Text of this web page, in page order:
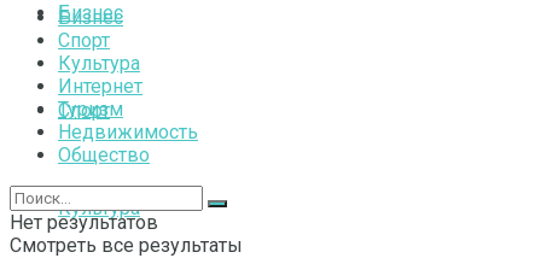
Бизнес
Спорт
Культура
Бизнес
Спорт
Культура
Интернет
Туризм
Недвижимость
Общество
Нет результатов
Смотреть все результаты